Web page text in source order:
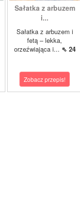
Sałatka z arbuzem
i...
Sałatka z arbuzem i
fetą – lekka,
orzeźwiająca i... ⇖ 24
Zobacz przepis!